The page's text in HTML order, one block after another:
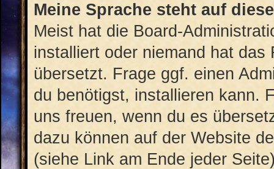
Meine Sprache steht auf
Meist hat die Board-
installiert oder niemand hat
übersetzt. Frage ggf. einen
du benötigst, installieren kann.
uns freuen, wenn du es
dazu können auf der Website
(siehe Link am Ende jeder